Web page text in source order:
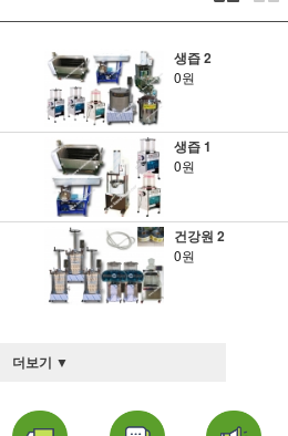
생즙 2
0원
생즙 1
0원
건강원 2
0원
더보기 ▼